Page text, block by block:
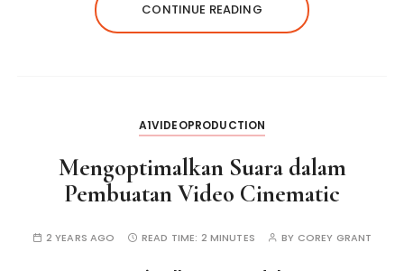
CONTINUE READING
A1VIDEOPRODUCTION
Mengoptimalkan Suara dalam
Pembuatan Video Cinematic
2 YEARS AGO READ TIME: 2 MINUTES BY COREY GRANT